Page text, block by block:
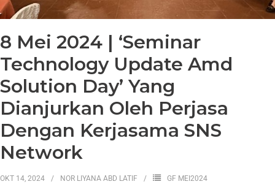
8 Mei 2024 | ‘Seminar
Technology Update Amd
Solution Day’ Yang
Dianjurkan Oleh Perjasa
Dengan Kerjasama SNS
Network
OKT 14, 2024 NOR LIYANA ABD LATIF GF MEI2024